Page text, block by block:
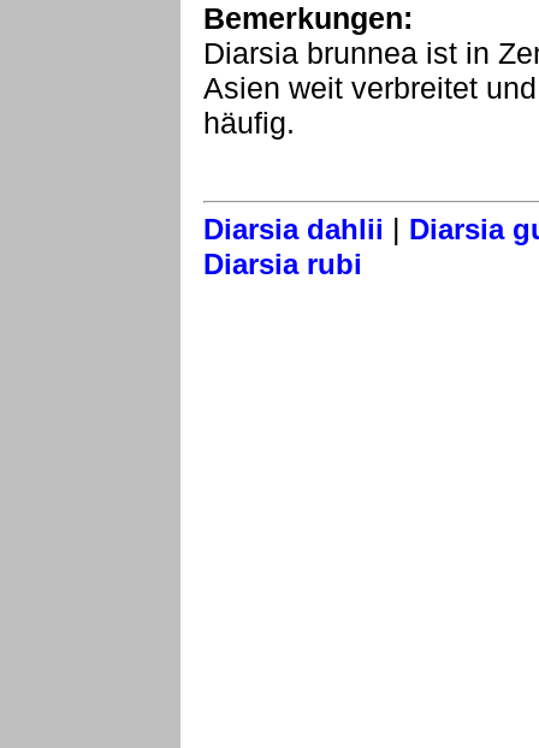
Bemerkungen:
Diarsia brunnea ist in
Asien weit verbreitet
häufig.
Diarsia dahlii | Diarsia
Diarsia rubi